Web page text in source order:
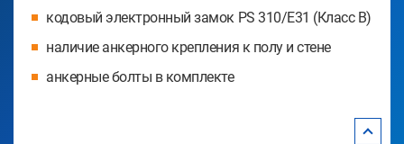
кодовый электронный замок PS 310/Е31 (Класс В)
наличие анкерного крепления к полу и стене
анкерные болты в комплекте